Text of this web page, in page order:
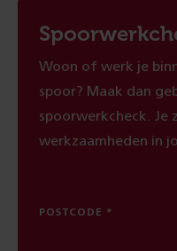
Woon of werk je
spoor? Maak dan
spoorwerkcheck.
werkzaamheden in
POSTCODE